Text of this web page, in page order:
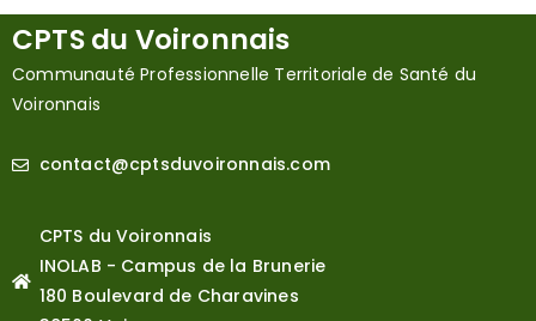
CPTS du Voironnais
Communauté Professionnelle Territoriale de Santé du
Voironnais
contact@cptsduvoironnais.com
CPTS du Voironnais
INOLAB - Campus de la Brunerie
180 Boulevard de Charavines